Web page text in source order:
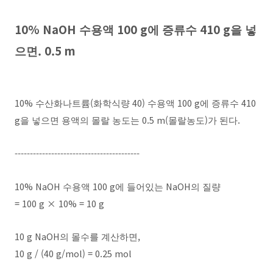
10% NaOH 수용액 100 g에 증류수 410 g을 넣
으면 . 0.5 m
10% 수산화나트륨(화학식량 40) 수용액 100 g에 증류수 410
g을 넣으면 용액의 몰랄 농도는 0.5 m(몰랄농도)가 된다.
-----------------------------------------
10% NaOH 수용액 100 g에 들어있는 NaOH의 질량
= 100 g × 10% = 10 g
10 g NaOH의 몰수를 계산하면 ,
10 g / (40 g/mol) = 0.25 mol